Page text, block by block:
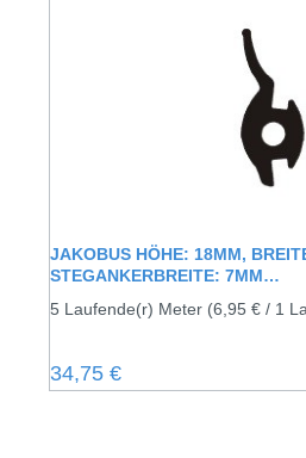
JAKOBUS HÖHE: 18MM,
STEGANKERBREITE: 7MM
5 Laufende(r) Meter (6,95 € / 1
Regulärer Preis:
34,75 €